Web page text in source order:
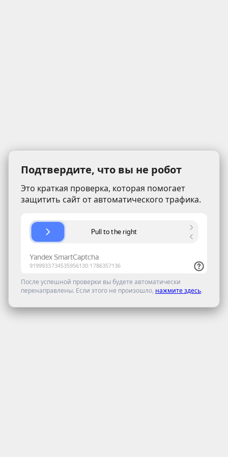
Подтвердите, что вы не робот
Это краткая проверка, которая помогает
защитить сайт от автоматического трафика.
После успешной проверки вы будете автоматически
перенаправлены. Если этого не произошло, нажмите здесь.